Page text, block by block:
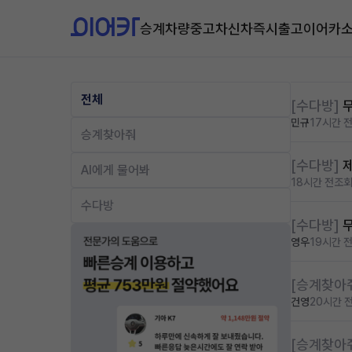
승계차량중고차신차즉시출고이어카
전체
승계찾아줘
AI에게 물어봐
수다방
[수다방]
민규17시간 전
[수다방]
18시간 전조
[수다방]
영우19시간 전
[승계찾아
건영20시간
[승계찾아